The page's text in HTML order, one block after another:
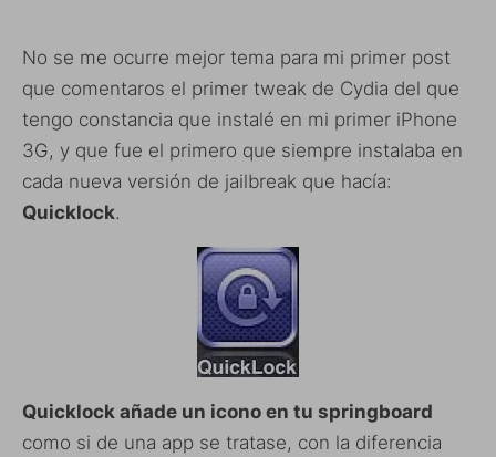
No se me ocurre mejor tema para mi primer post
que comentaros el primer tweak de Cydia del que
tengo constancia que instalé en mi primer iPhone
3G, y que fue el primero que siempre instalaba en
cada nueva versión de jailbreak que hacía:
Quicklock.
Quicklock añade un icono en tu springboard
como si de una app se tratase, con la diferencia